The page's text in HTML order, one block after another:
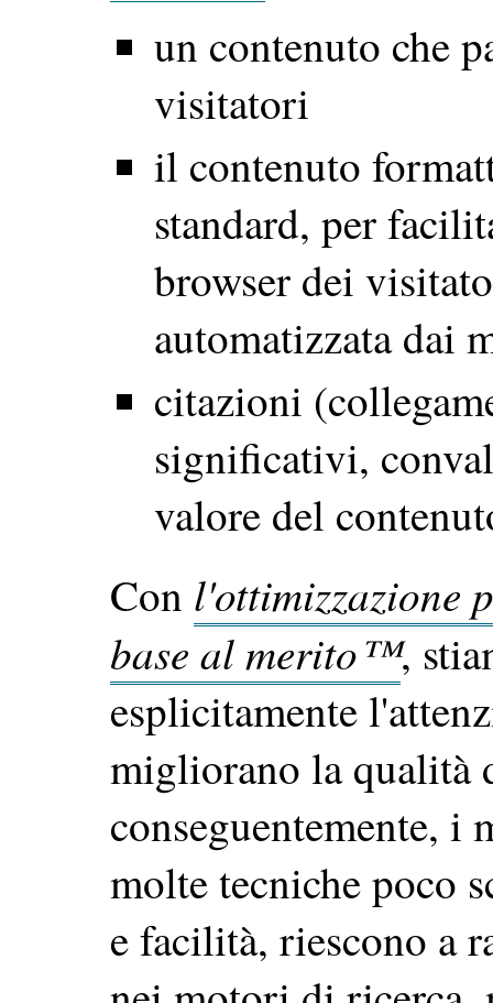
un contenuto che
visitatori
il contenuto
standard, per
browser dei
automatizzata dai
citazioni
significativi,
valore del
Con l'ottimizzazione
base al merito™,
esplicitamente
migliorano la qualità
conseguentemente,
molte tecniche poco
e facilità, riescono a